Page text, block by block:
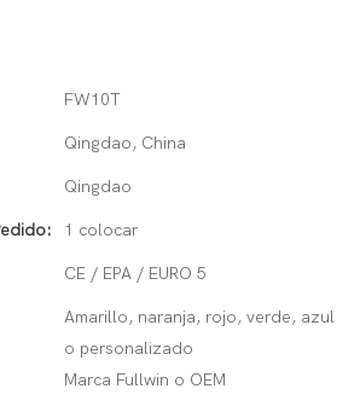
FW10T
Qingdao, China
Qingdao
1 colocar
CE / EPA / EURO 5
Amarillo, naranja, rojo, verde, azul
o personalizado
Marca Fullwin o OEM